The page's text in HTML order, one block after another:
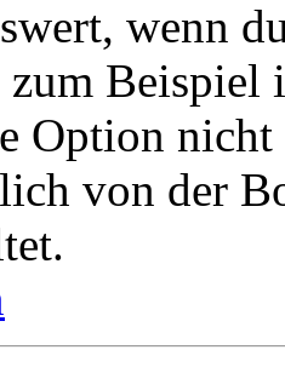
wenn
zum Beispiel
Option
von der